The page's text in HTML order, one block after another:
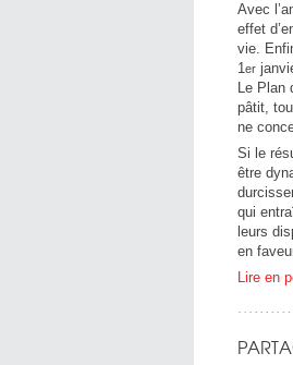
Avec
effet
vie.
1er
Le Plan
pâtit,
ne
Si le
être
qui
leurs
en
Lire en